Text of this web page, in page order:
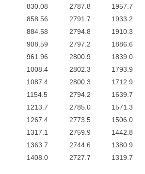
830.08 2787.8
1957.7
858.56 2791.7
1933.2
884.58 2794.8
1910.3
908.59 2797.2
1886.6
961.96 2800.9
1839.0
1008.4 2802.3
1793.9
1087.4 2800.3
1712.9
1154.5 2794.2
1639.7
1213.7 2785.0
1571.3
1267.4 2773.5
1506.0
1317.1 2759.9
1442.8
1363.7 2744.6
1380.9
1408.0 2727.7 1319.7